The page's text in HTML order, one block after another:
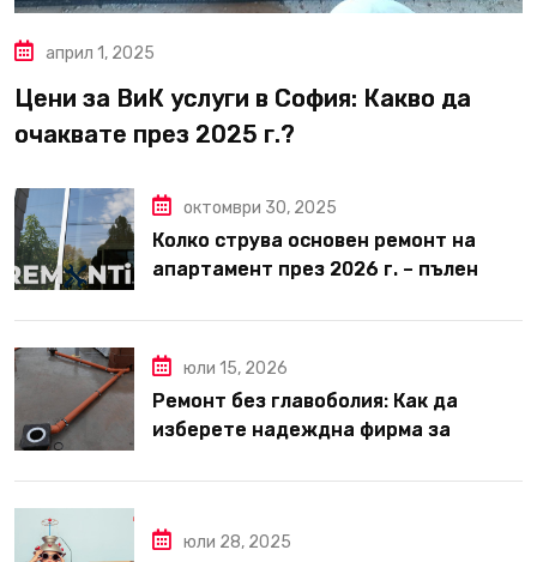
април 1, 2025
Цени за ВиК услуги в София: Какво да
очаквате през 2025 г.?
октомври 30, 2025
Колко струва основен ремонт на
апартамент през 2026 г. – пълен
юли 15, 2026
Ремонт без главоболия: Как да
изберете надеждна фирма за
юли 28, 2025